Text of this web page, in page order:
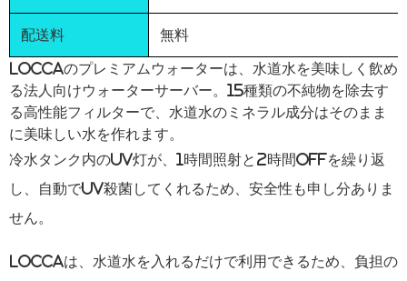
配送料 無料
Loccaのプレミアムウォーターは、水道水を美味しく飲め
る法人向けウォーターサーバー。15種類の不純物を除去す
る高性能フィルターで、水道水のミネラル成分はそのまま
に美味しい水を作れます。
冷水タンク内のUV灯が、1時間照射と2時間OFFを繰り返
し、自動でUV殺菌してくれるため、安全性も申し分ありま
せん。
Loccaは、水道水を入れるだけで利用できるため、負担の